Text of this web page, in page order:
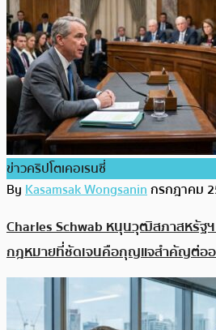
ข่าวคริปโตเคอเรนซี่
ByKasamsak Wongsaninกรกฎาคม
Charles Schwab หนุนวุฒิสภาสหรัฐฯ
กฎหมายที่ชัดเจนคือกุญแจสำคัญต่อ